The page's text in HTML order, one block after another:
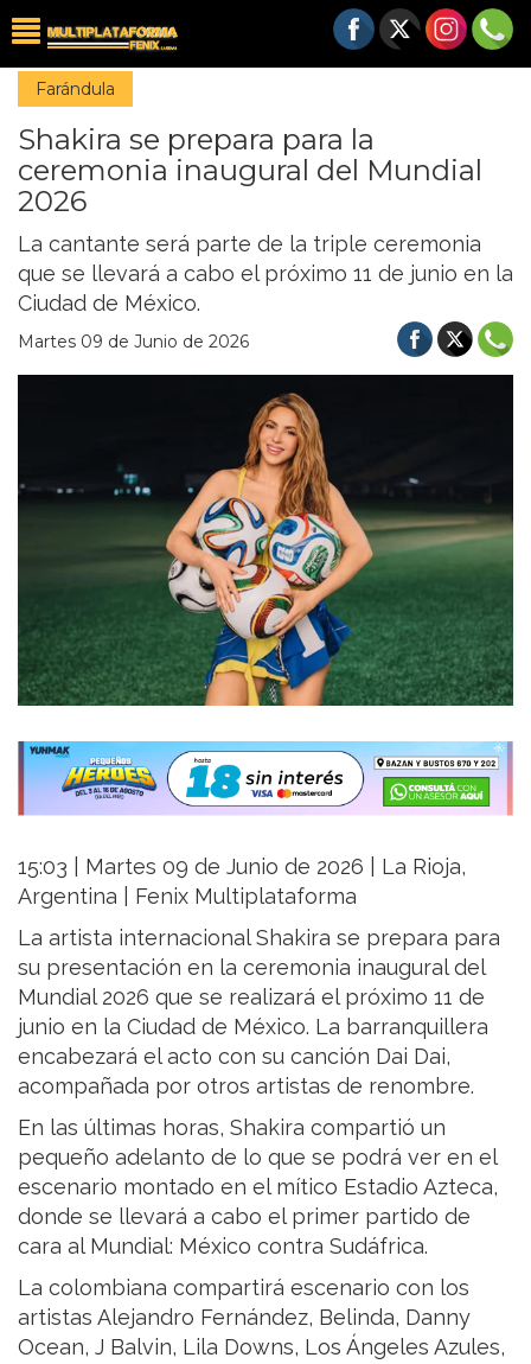
Farándula
Shakira se prepara para la
ceremonia inaugural del Mundial
2026
La cantante será parte de la triple ceremonia
que se llevará a cabo el próximo 11 de junio en la
Ciudad de México.
Martes 09 de Junio de 2026
15:03 | Martes 09 de Junio de 2026 | La Rioja,
Argentina | Fenix Multiplataforma
La artista internacional Shakira se prepara para
su presentación en la ceremonia inaugural del
Mundial 2026 que se realizará el próximo 11 de
junio en la Ciudad de México. La barranquillera
encabezará el acto con su canción Dai Dai,
acompañada por otros artistas de renombre.
En las últimas horas, Shakira compartió un
pequeño adelanto de lo que se podrá ver en el
escenario montado en el mítico Estadio Azteca,
donde se llevará a cabo el primer partido de
cara al Mundial: México contra Sudáfrica.
La colombiana compartirá escenario con los
artistas Alejandro Fernández, Belinda, Danny
Ocean, J Balvin, Lila Downs, Los Ángeles Azules,